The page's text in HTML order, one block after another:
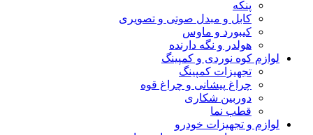
پنکه
کابل و مبدل صوتی و تصویری
کیبورد و ماوس
هولدر و نگه دارنده
لوازم کوه نوردی و کمپینگ
تجهیزات کمپینگ
چراغ پیشانی و چراغ قوه
دوربین شکاری
قطب نما
لوازم و تجهیزات خودرو